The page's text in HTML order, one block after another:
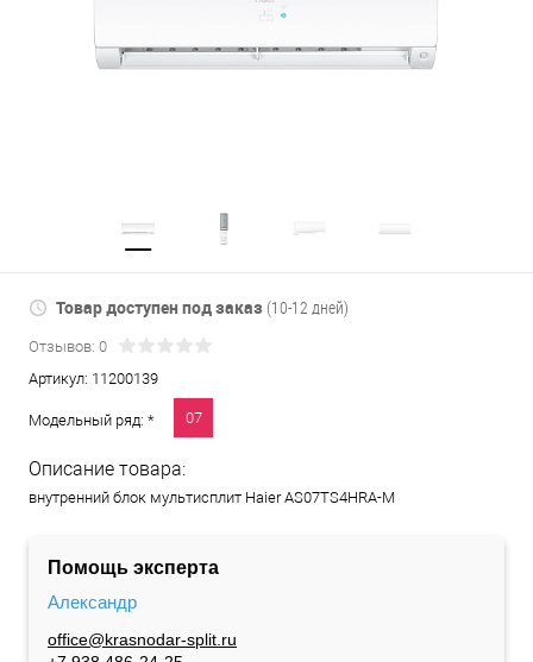
Товар доступен под заказ (10-12 дней)
Отзывов: 0
Артикул: 11200139
Модельный ряд: * 07
Описание товара:
внутренний блок мультисплит Haier AS07TS4HRA-M
Помощь эксперта
Александр
office@krasnodar-split.ru